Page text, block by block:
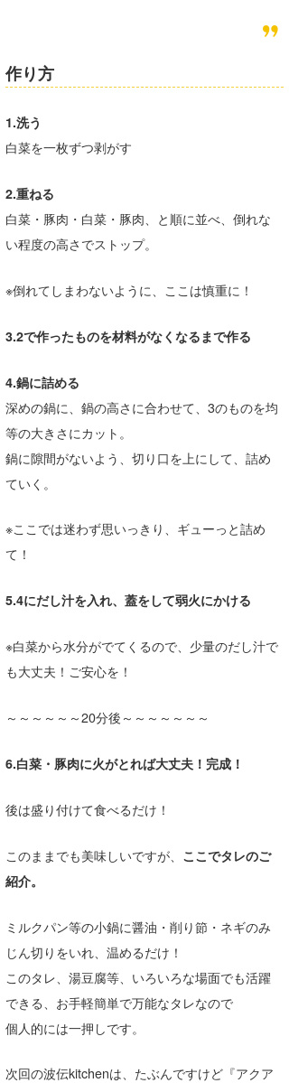
作り方
1.洗う
白菜を一枚ずつ剥がす
2.重ねる
白菜・豚肉・白菜・豚肉、と順に並べ、倒れな
い程度の高さでストップ。
※倒れてしまわないように、ここは慎重に！
3.2で作ったものを材料がなくなるまで作る
4.鍋に詰める
深めの鍋に、鍋の高さに合わせて、3のものを均
等の大きさにカット。
鍋に隙間がないよう、切り口を上にして、詰め
ていく。
※ここでは迷わず思いっきり、ギューっと詰め
て！
5.4にだし汁を入れ、蓋をして弱火にかける
※白菜から水分がでてくるので、少量のだし汁で
も大丈夫！ご安心を！
～～～～～～20分後～～～～～～～
6.白菜・豚肉に火がとれば大丈夫！完成！
後は盛り付けて食べるだけ！
このままでも美味しいですが、 ここでタレのご
紹介。
ミルクパン等の小鍋に醤油・削り節・ネギのみ
じん切りをいれ、温めるだけ！
このタレ、湯豆腐等、いろいろな場面でも活躍
できる、お手軽簡単で万能なタレなので
個人的には一押しです。
次回の波伝kitchenは、たぶんですけど『アクア
OYZ
Soulman
VAGY
waka☆=
たっちー
ハンマー
まっきー
三輪予報士
上田純子
上條将美
SancheZ
米山予報士
Mr.K
chappy